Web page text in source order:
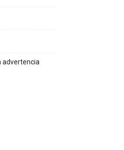
advertencia